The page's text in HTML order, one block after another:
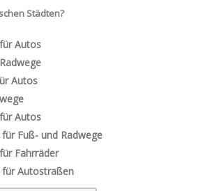
Städten?
Autos
Autos
Autos
Fuß- und Radwege
Fahrräder
für Autostraßen